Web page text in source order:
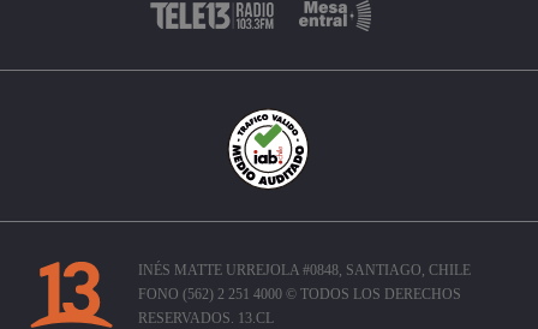
INÉS MATTE URREJOLA #0848, SANTIAGO, CHILE
FONO (562) 2 251 4000 © TODOS LOS DERECHOS
RESERVADOS. 13.CL